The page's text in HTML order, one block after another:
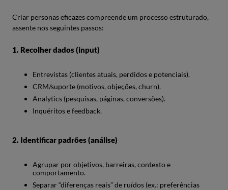
Criar personas eficazes compreende um processo estruturado,
assente nos seguintes passos:
1. Recolher dados (input)
Entrevistas (clientes atuais, perdidos e potenciais).
CRM/suporte (motivos, objeções, churn).
Analytics (pesquisas, páginas, conversões).
Inquéritos e feedback.
2. Identificar padrões (análise)
Agrupar por objetivos, barreiras, contexto e
comportamento.
Separar “diferenças reais” de ruídos (ex.: preferências